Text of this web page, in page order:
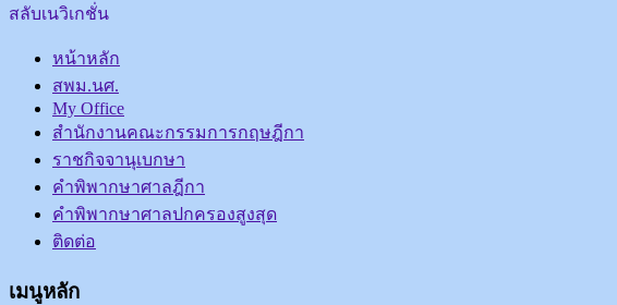
สลับเนวิเกชั่น
หน้าหลัก
สพม.นศ.
My Office
สำนักงานคณะกรรมการกฤษฎีกา
ราชกิจจานุเบกษา
คำพิพากษาศาลฎีกา
คำพิพากษาศาลปกครองสูงสุด
ติดต่อ
เมนูหลัก